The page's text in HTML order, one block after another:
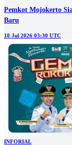
Pemkot Mojokerto
Baru
10 Jul 2026 03:30 UTC
INFORIAL